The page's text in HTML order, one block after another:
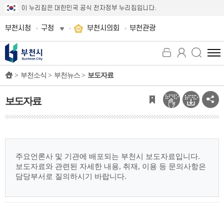
이 누리집은 대한민국 공식 전자정부 누리집입니다.
부천시청 구청 부천시의회 부천관광
전
체
뉴
보
기
> 부천소식 > 부천뉴스 > 보도자료
보도자료
주요언론사 및 기관에 배포되는 부천시 보도자료입니다.
보도자료와 관련된 자세한 내용, 취재, 이용 등 문의사항은
담당부서로 질의하시기 바랍니다.